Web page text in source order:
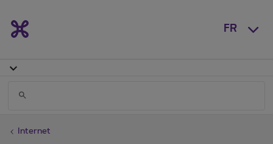
FR
Internet